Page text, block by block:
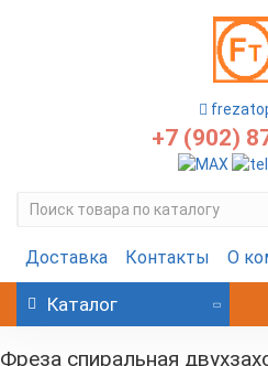
+7
Доставка Контакты О
Каталог
Фреза спиральная